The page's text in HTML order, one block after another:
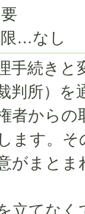
…なし
手続き
判所）を
者から
ます。
がまと
立てな